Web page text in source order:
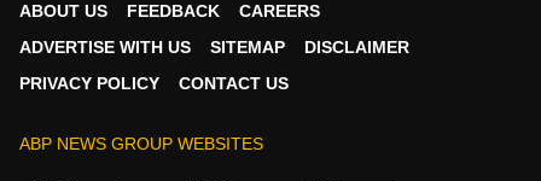
ABOUT US FEEDBACK
CAREERS
ADVERTISE WITH US
SITEMAP
DISCLAIMER
PRIVACY POLICY
CONTACT US
ABP NEWS GROUP WEBSITES